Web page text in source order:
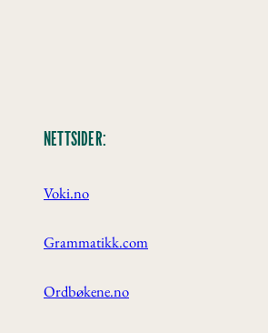
NETTSIDER:
Voki.no
Grammatikk.com
Ordbøkene.no